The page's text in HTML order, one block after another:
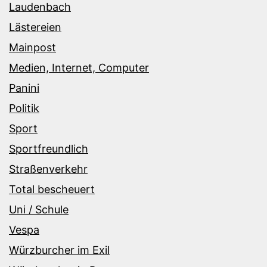
Laudenbach
Lästereien
Mainpost
Medien, Internet, Computer
Panini
Politik
Sport
Sportfreundlich
Straßenverkehr
Total bescheuert
Uni / Schule
Vespa
Würzburcher im Exil